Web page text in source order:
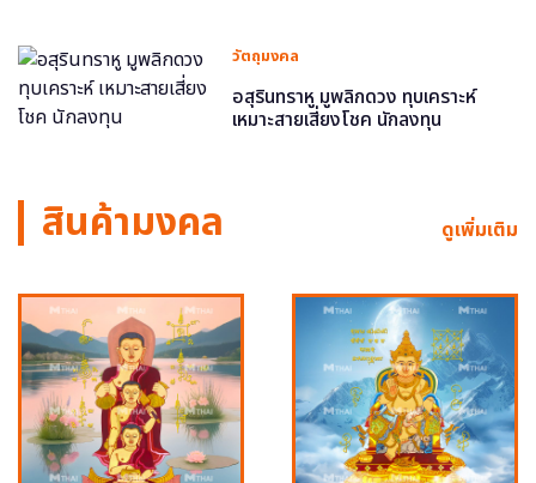
วัตถุมงคล
อสุรินทราหู มูพลิกดวง ทุบเคราะห์
เหมาะสายเสี่ยงโชค นักลงทุน
สินค้ามงคล ดูเพิ่มเติม